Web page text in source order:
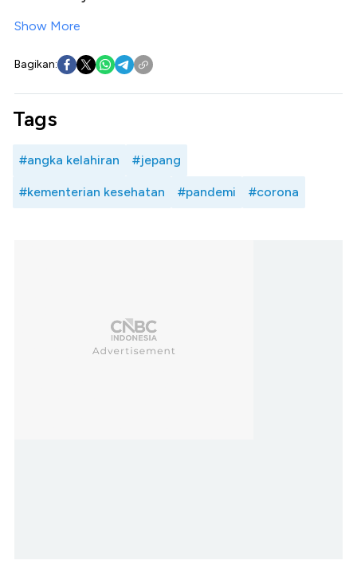
Show More
Bagikan:
Tags
#angka kelahiran #jepang
#kementerian kesehatan #pandemi #corona